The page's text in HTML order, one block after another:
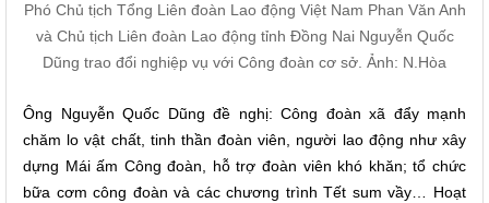
Phó Chủ tịch Tổng Liên đoàn Lao động Việt Nam Phan Văn Anh
và Chủ tịch Liên đoàn Lao động tỉnh Đồng Nai Nguyễn Quốc
Dũng trao đổi nghiệp vụ với Công đoàn cơ sở. Ảnh: N.Hòa
Ông Nguyễn Quốc Dũng đề nghị: Công đoàn xã đẩy mạnh
chăm lo vật chất, tinh thần đoàn viên, người lao động như xây
dựng Mái ấm Công đoàn, hỗ trợ đoàn viên khó khăn; tổ chức
bữa cơm công đoàn và các chương trình Tết sum vầy… Hoạt